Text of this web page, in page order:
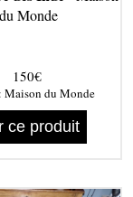
du Monde
150€
Maison du Monde
ce produit